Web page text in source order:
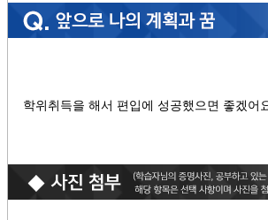
학위취득을 해서 편입에 성공했으면 좋겠어